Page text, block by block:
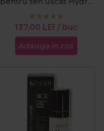
Alga 50ml
137,00 LEI / buc
Adauga in cos